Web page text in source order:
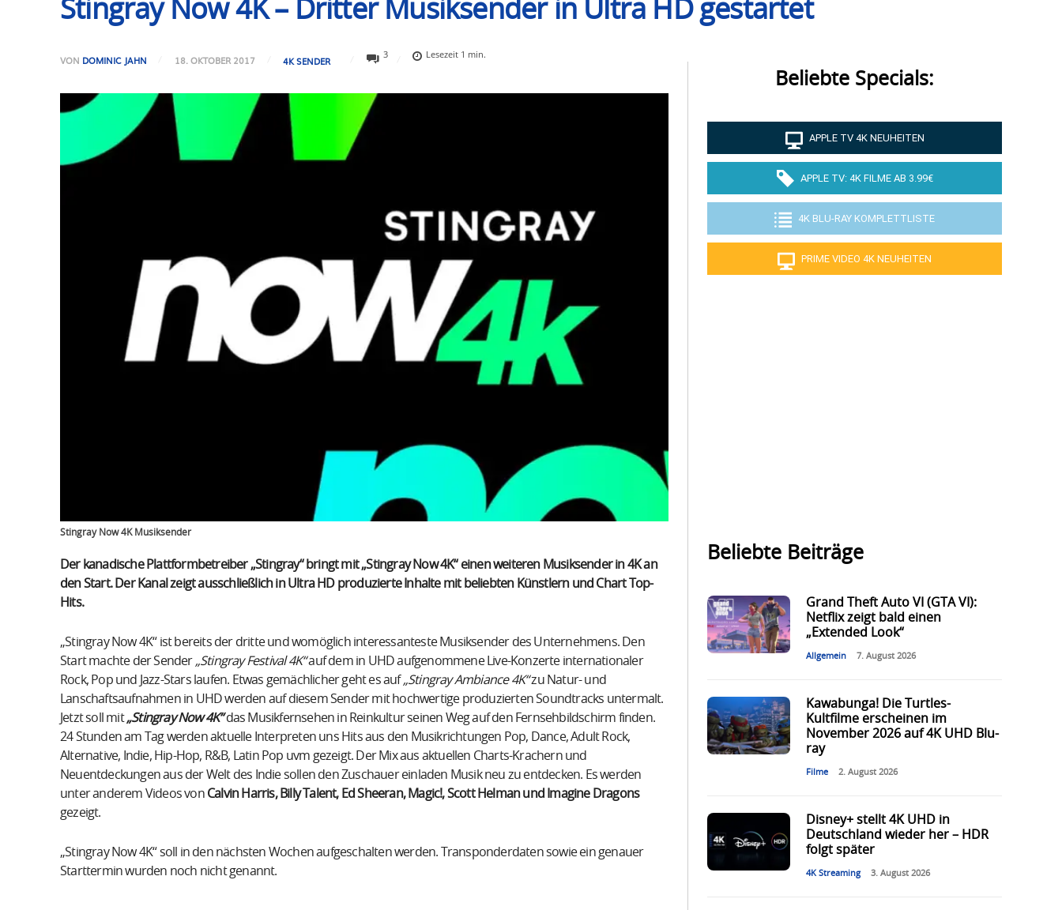
Stingray Now 4K – Dritter Musiksender in Ultra HD gestartet
VON DOMINIC JAHN 18. OKTOBER 2017 4K SENDER
3 Lesezeit 1 min.
Stingray Now 4K Musiksender
Der kanadische Plattformbetreiber „Stingray“ bringt mit „Stingray Now 4K“ einen weiteren Musiksender in 4K an
den Start. Der Kanal zeigt ausschließlich in Ultra HD produzierte Inhalte mit beliebten Künstlern und Chart Top-
Hits.
„Stingray Now 4K“ ist bereits der dritte und womöglich interessanteste Musiksender des Unternehmens. Den
Start machte der Sender „Stingray Festival 4K“auf dem in UHD aufgenommene Live-Konzerte internationaler
Rock, Pop und Jazz-Stars laufen. Etwas gemächlicher geht es auf„Stingray Ambiance 4K“zu Natur- und
Lanschaftsaufnahmen in UHD werden auf diesem Sender mit hochwertige produzierten Soundtracks untermalt.
Jetzt soll mit„Stingray Now 4K“das Musikfernsehen in Reinkultur seinen Weg auf den Fernsehbildschirm finden.
24 Stunden am Tag werden aktuelle Interpreten uns Hits aus den Musikrichtungen Pop, Dance, Adult Rock,
Alternative, Indie, Hip-Hop, R&B, Latin Pop uvm gezeigt. Der Mix aus aktuellen Charts-Krachern und
Neuentdeckungen aus der Welt des Indie sollen den Zuschauer einladen Musik neu zu entdecken. Es werden
unter anderem Videos von Calvin Harris, Billy Talent, Ed Sheeran, Magic!, Scott Helman und Imagine Dragons
gezeigt.
„Stingray Now 4K“ soll in den nächsten Wochen aufgeschalten werden. Transponderdaten sowie ein genauer
Starttermin wurden noch nicht genannt.
Beliebte Specials:
APPLE TV 4K NEUHEITEN
APPLE TV: 4K FILME AB 3.99€
4K BLU-RAY KOMPLETTLISTE
PRIME VIDEO 4K NEUHEITEN
Beliebte Beiträge
Grand Theft Auto VI (GTA VI):
Netflix zeigt bald einen
„Extended Look“
Allgemein 7. August 2026
Kawabunga! Die Turtles-
Kultfilme erscheinen im
November 2026 auf 4K UHD Blu-
ray
Filme 2. August 2026
Disney+ stellt 4K UHD in
Deutschland wieder her – HDR
folgt später
4K Streaming 3. August 2026